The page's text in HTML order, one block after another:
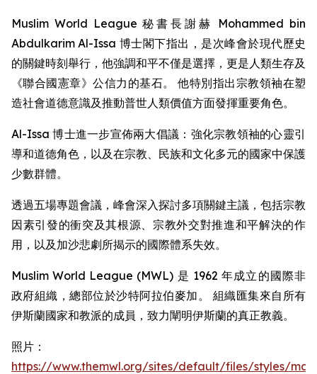
Muslim World League 秘書長謝赫 Mohammed bin
Abdulkarim Al-Issa 博士閣下指出，是次峰會於現代歷史
的關鍵時刻舉行，他強調和平不僅是選擇，更是人類生存及
《聯合國憲章》公信力的基石。 他特別指出宗教領袖在塑
造社會道德意識及推動普世人類價值方面發揮重要角色。
Al-Issa 博士進一步宣佈兩大倡議：強化宗教領袖的心靈引
導和道德角色，以及在宗教、民族和文化多元的國家中保護
少數群體。
透過五場專題會議，峰會深入探討多項關鍵主議，包括宗教
因素引發的衝突及其根源、宗教外交對推進和平解決的作
用，以及加沙悲劇所揭示的國際體系失效。
Muslim World League (MWL) 是 1962 年成立的國際非
政府組織，總部位於沙特阿拉伯麥加。 組織匯集來自所有
伊斯蘭國家和教派的成員，致力闡明伊斯蘭的真正教義。
照片：
https://www.themwl.org/sites/default/files/styles/